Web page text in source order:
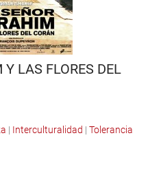
Y LAS FLORES DEL
| Interculturalidad | Tolerancia